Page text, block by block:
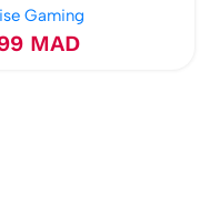
Gaming
MAD